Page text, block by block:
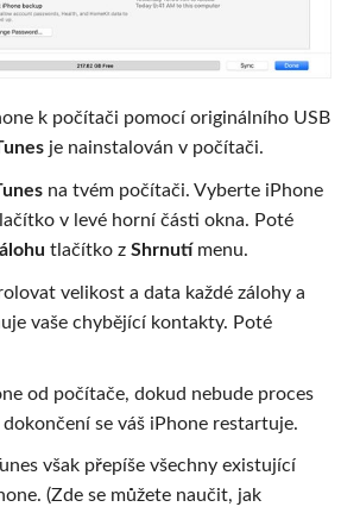
k počítači pomocí originálního USB
je nainstalován v počítači.
na tvém počítači. Vyberte iPhone
v levé horní části okna. Poté
tlačítko z Shrnutímenu.
velikost a data každé zálohy a
vaše chybějící kontakty. Poté
od počítače, dokud nebude proces
se váš iPhone restartuje.
však přepíše všechny existující
(Zde se můžete naučit, jak